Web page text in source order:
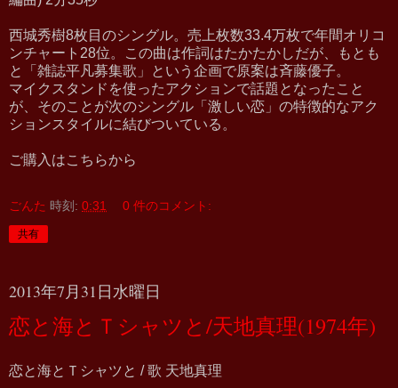
西城秀樹8枚目のシングル。売上枚数33.4万枚で年間オリコ
ンチャート28位。この曲は作詞はたかたかしだが、もとも
と「雑誌平凡募集歌」という企画で原案は斉藤優子。
マイクスタンドを使ったアクションで話題となったこと
が、そのことが次のシングル「激しい恋」の特徴的なアク
ションスタイルに結びついている。
ご購入はこちらから
ごんた 時刻: 0:31 0 件のコメント:
共有
2013年7月31日水曜日
恋と海とＴシャツと/天地真理(1974年)
恋と海とＴシャツと / 歌 天地真理